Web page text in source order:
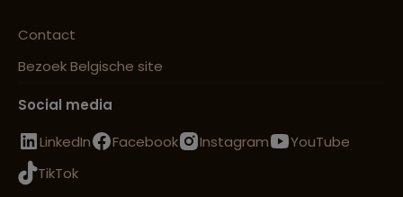
Contact
Bezoek Belgische site
Social media
LinkedIn
Facebook Instagram
YouTube
TikTok